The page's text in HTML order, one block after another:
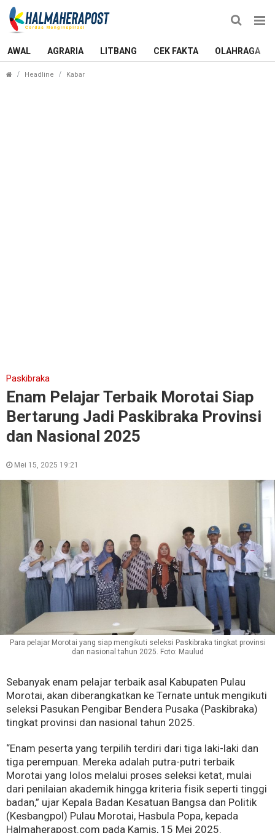
AWAL AGRARIA LITBANG CEK FAKTA OLAHRAGA
Headline Kabar
Paskibraka
Enam Pelajar Terbaik Morotai Siap
Bertarung Jadi Paskibraka Provinsi
dan Nasional 2025
Mei 15, 2025 19:21
Para pelajar Morotai yang siap mengikuti seleksi Paskibraka tingkat provinsi
dan nasional tahun 2025. Foto: Maulud
Sebanyak enam pelajar terbaik asal Kabupaten Pulau
Morotai, akan diberangkatkan ke Ternate untuk mengikuti
seleksi Pasukan Pengibar Bendera Pusaka (Paskibraka)
tingkat provinsi dan nasional tahun 2025.
“Enam peserta yang terpilih terdiri dari tiga laki-laki dan
tiga perempuan. Mereka adalah putra-putri terbaik
Morotai yang lolos melalui proses seleksi ketat, mulai
dari penilaian akademik hingga kriteria fisik seperti tinggi
badan,” ujar Kepala Badan Kesatuan Bangsa dan Politik
(Kesbangpol) Pulau Morotai, Hasbula Popa, kepada
Halmaherapost.com pada Kamis, 15 Mei 2025.